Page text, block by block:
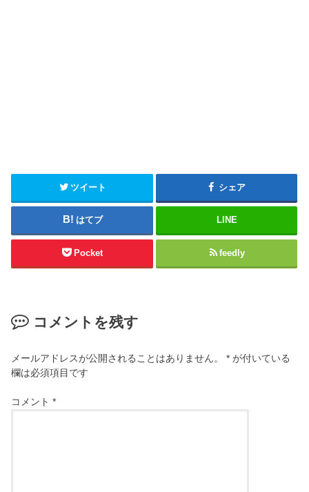
ツイート シェア
はてブ LINE
Pocket feedly
コメントを残す
メールアドレスが公開されることはありません。 * が付いている
欄は必須項目です
コメント*